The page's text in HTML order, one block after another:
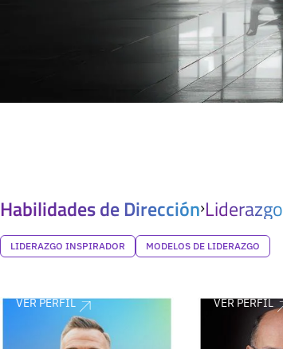
Habilidades de Dirección Liderazgo
LIDERAZGO INSPIRADOR MODELOS DE LIDERAZGO
VER PERFIL VER PERFIL